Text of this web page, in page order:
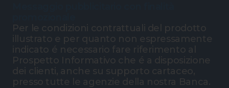
Per le condizioni contrattuali del prodotto
illustrato e per quanto non espressamente
indicato é necessario fare riferimento al
Prospetto Informativo che é a disposizione
dei clienti, anche su supporto cartaceo,
presso tutte le agenzie della nostra Banca.